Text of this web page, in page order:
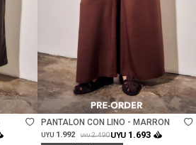
Talle
PANTALON CON LINO - MARRON
UYU 1.992 UYU 2.490UYU 1.693